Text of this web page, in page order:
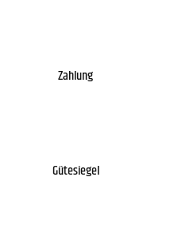
Zahlung
Gütesiegel